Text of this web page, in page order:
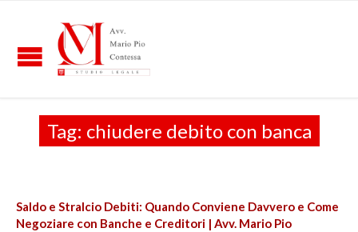
Tag: chiudere debito con banca
Saldo e Stralcio Debiti: Quando Conviene Davvero e Come
Negoziare con Banche e Creditori | Avv. Mario Pio